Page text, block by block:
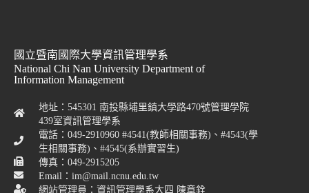
國立暨南國際大學資訊管理學系
National Chi Nan University Department of
Information Management
地址：545301 南投縣埔里鎮大學路470號管理學院
439室資訊管理學系
電話：049-2910960 #4541(教師相關事務)、#4543(學
生相關事務)、#4545(系辦實習生)
傳真：049-2915205
Email：im@mail.ncnu.edu.tw
網站管理員：資訊管理學系大四 陳章銓